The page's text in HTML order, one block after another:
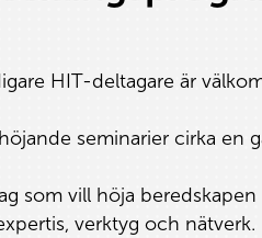
HIT-deltagare är
seminarier cirka en
som vill höja
verktyg och nätverk.